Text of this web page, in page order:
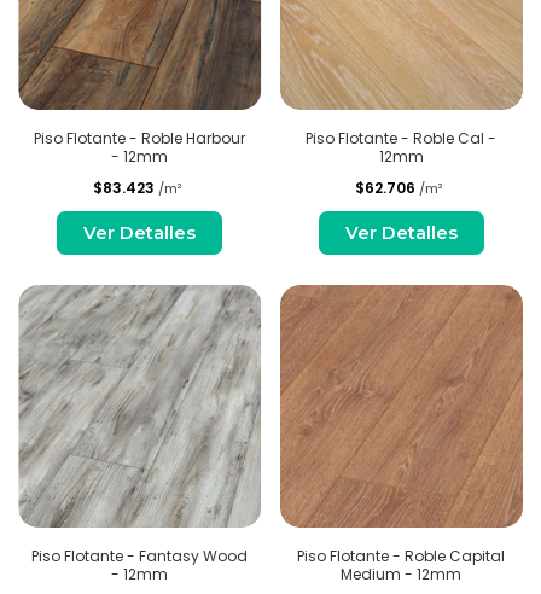
Piso Flotante - Roble Harbour
- 12mm
$83.423 /m²
Ver Detalles
Piso Flotante - Roble Cal -
12mm
$62.706 /m²
Ver Detalles
Piso Flotante - Fantasy Wood
- 12mm
Piso Flotante - Roble Capital
Medium - 12mm